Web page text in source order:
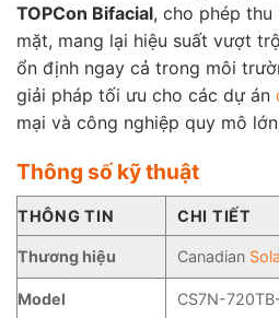
TOPCon Bifacial, cho phép
mặt, mang lại hiệu suất vượt
ổn định ngay cả trong môi
giải pháp tối ưu cho các dự án
mại và công nghiệp quy mô
Thông số kỹ thuật
THÔNG TIN CHI TIẾT
Thương hiệu Canadian
Model CS7N-